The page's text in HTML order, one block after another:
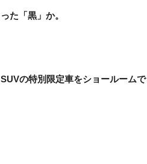
た「黒」か。
の特別限定車をショールームで